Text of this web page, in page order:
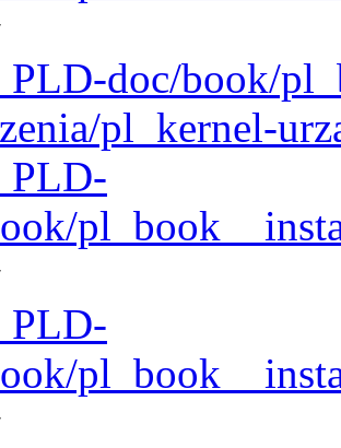
PLD-doc/book/
pl_kernel-
PLD-
PLD-